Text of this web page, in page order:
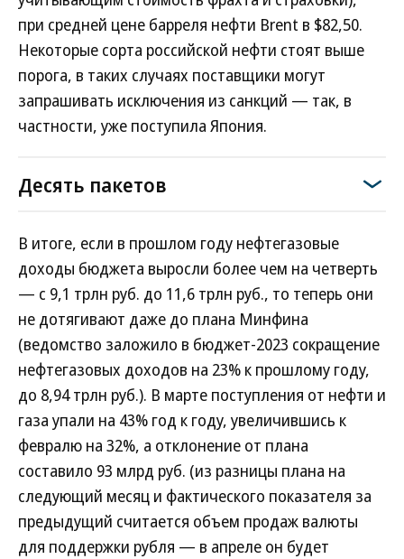
при средней цене барреля нефти Brent в $82,50.
Некоторые сорта российской нефти стоят выше
порога, в таких случаях поставщики могут
запрашивать исключения из санкций — так, в
частности, уже поступила Япония.
Десять пакетов
В итоге, если в прошлом году нефтегазовые
доходы бюджета выросли более чем на четверть
— с 9,1 трлн руб. до 11,6 трлн руб., то теперь они
не дотягивают даже до плана Минфина
(ведомство заложило в бюджет-2023 сокращение
нефтегазовых доходов на 23% к прошлому году,
до 8,94 трлн руб.). В марте поступления от нефти и
газа упали на 43% год к году, увеличившись к
февралю на 32%, а отклонение от плана
составило 93 млрд руб. (из разницы плана на
следующий месяц и фактического показателя за
предыдущий считается объем продаж валюты
для поддержки рубля — в апреле он будет